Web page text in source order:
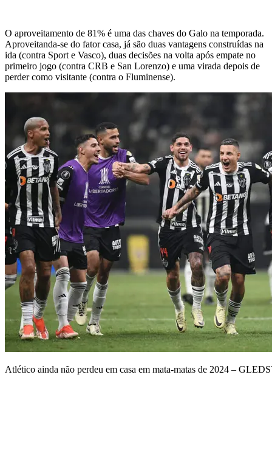
O aproveitamento de 81% é uma das chaves do Galo na temporada.
Aproveitanda-se do fator casa, já são duas vantagens construídas na
ida (contra Sport e Vasco), duas decisões na volta após empate no
primeiro jogo (contra CRB e San Lorenzo) e uma virada depois de
perder como visitante (contra o Fluminense).
Atlético ainda não perdeu em casa em mata-matas de 2024 –